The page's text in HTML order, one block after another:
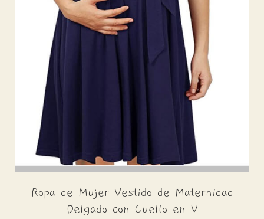
Ropa de Mujer Vestido de Maternidad
Delgado con Cuello en V